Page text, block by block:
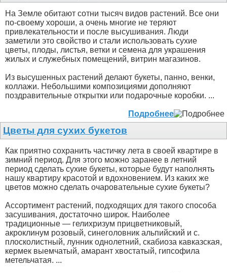
На Земле обитают сотни тысяч видов растений. Все они
по-своему хороши, а очень многие не теряют
привлекательности и после высушивания. Люди
заметили это свойство и стали использовать сухие
цветы, плоды, листья, ветки и семена для украшения
жилых и служебных помещений, витрин магазинов.
Из высушенных растений делают букеты, панно, венки,
коллажи. Небольшими композициями дополняют
поздравительные открытки или подарочные коробки. ...
Подробнее
Цветы для сухих букетов
Как приятно сохранить частичку лета в своей квартире в
зимний период. Для этого можно заранее в летний
период сделать сухие букеты, которые будут наполнять
нашу квартиру красотой и вдохновением. Из каких же
цветов можно сделать очаровательные сухие букеты?
Ассортимент растений, подходящих для такого способа
засушивания, достаточно широк. Наиболее
традиционные — гелихризум прицветниковый,
акроклинум розовый, синеголовник альпийский и с.
плосколистный, лунник однолетний, скабиоза кавказская,
кермек выемчатый, амарант хвостатый, гипсофила
метельчатая. ...